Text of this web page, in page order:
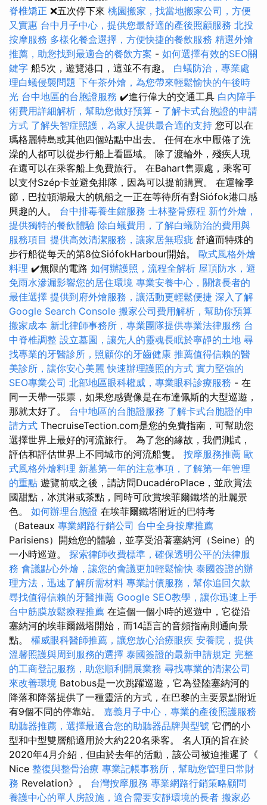
脊椎矯正 ❌五次停下來 桃園搬家，找當地搬家公司，方便
又實惠 台中月子中心，提供您最舒適的產後照顧服務 北投
按摩服務 多樣化餐盒選擇，方便快捷的餐飲服務 精選外燴
推薦，助您找到最適合的餐飲方案 - 如何選擇有效的SEO關
鍵字 船5次，遊覽港口，這並不有趣。 白蟻防治，專業處
理白蟻侵襲問題 下午茶外燴，為您帶來輕鬆愉快的午後時
光 台中地區的台胞證服務 ✔️進行偉大的交通工具 白內障手
術費用詳細解析，幫助您做好預算 - 了解卡式台胞證的申請
方式 了解失智症照護，為家人提供最合適的支持 您可以在
瑪格麗特島或其他四個站點中出去。 任何在水中厭倦了洗
澡的人都可以從步行船上看區域。 除了渡輪外，殘疾人現
在還可以在乘客船上免費旅行。 在Bahart售票處，乘客可
以支付Szép卡並避免排隊，因為可以提前購買。 在運輸季
節，巴拉頓湖最大的帆船之一正在等待所有對Siófok港口感
興趣的人。 台中排毒養生館服務 士林整骨療程 新竹外燴，
提供獨特的餐飲體驗 除白蟻費用，了解白蟻防治的費用與
服務項目 提供高效清潔服務，讓家居無瑕疵 舒適而特殊的
步行船從每天的第8位SiófokHarbour開始。 歐式風格外燴
料理 ✔️無限的電路 如何辦護照，流程全解析 屋頂防水，避
免雨水滲漏影響您的居住環境 專業安養中心，關懷長者的
最佳選擇 提供到府外燴服務，讓活動更輕鬆便捷 深入了解
Google Search Console 搬家公司費用解析，幫助你預算
搬家成本 新北律師事務所，專業團隊提供專業法律服務 台
中脊椎調整 設立墓園，讓先人的靈魂長眠於寧靜的土地 尋
找專業的牙醫診所，照顧你的牙齒健康 推薦值得信賴的醫
美診所，讓你安心美麗 快速辦理護照的方式 實力堅強的
SEO專業公司 北部地區眼科權威，專業眼科診療服務 - 在
同一天帶一張票，如果您感覺像是在布達佩斯的大型巡遊，
那就太好了。 台中地區的台胞證服務 了解卡式台胞證的申
請方式 ThecruiseTection.com是您的免費指南，可幫助您
選擇世界上最好的河流旅行。 為了您的緣故，我們測試，
評估和評估世界上不同城市的河流船隻。 按摩服務推薦 歐
式風格外燴料理 新墓第一年的注意事項，了解第一年管理
的重點 遊覽前或之後，請訪問DucadéroPlace，並欣賞法
國甜點，冰淇淋或茶點，同時可欣賞埃菲爾鐵塔的壯麗景
色。 如何辦理台胞證 在埃菲爾鐵塔附近的巴特考
（Bateaux 專業網路行銷公司 台中全身按摩推薦
Parisiens）開始您的體驗，並享受沿著塞納河（Seine）的
一小時巡遊。 探索律師收費標準，確保透明公平的法律服
務 會議點心外燴，讓您的會議更加輕鬆愉快 泰國簽證的辦
理方法，迅速了解所需材料 專業討債服務，幫你追回欠款
尋找值得信賴的牙醫推薦 Google SEO教學，讓你迅速上手
台中筋膜放鬆療程推薦 在這個一個小時的巡遊中，它從沿
塞納河的埃菲爾鐵塔開始，而14語言的音頻指南則通向景
點。 權威眼科醫師推薦，讓您放心治療眼疾 安養院，提供
溫馨照護與周到服務的選擇 泰國簽證的最新申請規定 完整
的工商登記服務，助您順利開展業務 尋找專業的清潔公司
來改善環境 Batobus是一次跳躍巡遊，它為登陸塞納河的
降落和降落提供了一種靈活的方式，在巴黎的主要景點附近
有9個不同的停靠站。 嘉義月子中心，專業的產後照護服務
助聽器推薦，選擇最適合您的助聽器品牌與型號 它們的小
型和中型雙層船適用於大約220名乘客。 名人頂的旨在於
2020年4月介紹，但由於去年的活動，該公司被迫推遲了《
Nice 整復與整骨治療 專業記帳事務所，幫助您管理日常財
務 Revelation》。 台灣按摩服務 專業網路行銷策略顧問
養護中心的單人房設施，適合需要安靜環境的長者 搬家必